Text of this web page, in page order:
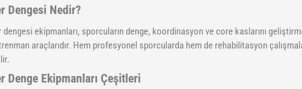
Dengesi Nedir?
dengesi ekipmanları, sporcuların denge, koordinasyon ve core kaslarını
araçlarıdır. Hem profesyonel sporcularda hem de rehabilitasyon
Denge Ekipmanları Çeşitleri